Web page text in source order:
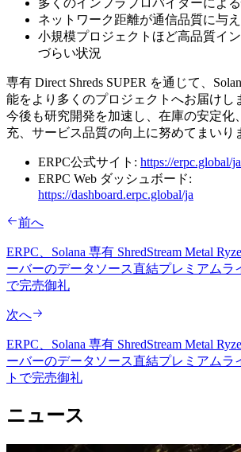
ネットワーク距離が通信品質に与
小規模プロジェクトほど高品質イ
づらい状況
専有 Direct Shreds SUPER を通じて、
能をより多くのプロジェクトへお届けし
今後も研究開発を加速し、在庫の安定化
充、サービス品質の向上に努めてまいり
ERPC公式サイト: https://erpc.global/ja
ERPC Web ダッシュボード:
https://dashboard.erpc.global/ja
前へ
ERPC、Solana 専有 ShredStream Metal
ーバーのデータソース直結プレミアムラ
で完売御礼
次へ
ERPC、Solana 専有 ShredStream Metal
ーバーのデータソース直結プレミアムラ
トで完売御礼
ニュース